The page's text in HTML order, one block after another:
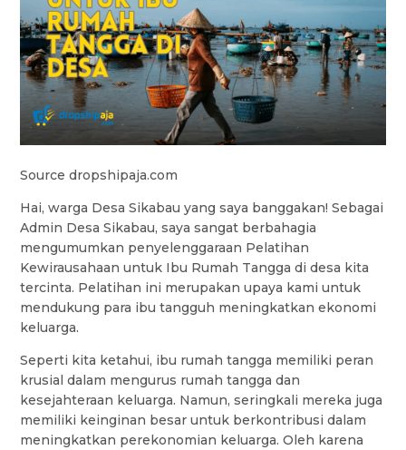
Source dropshipaja.com
Hai, warga Desa Sikabau yang saya banggakan! Sebagai
Admin Desa Sikabau, saya sangat berbahagia
mengumumkan penyelenggaraan Pelatihan
Kewirausahaan untuk Ibu Rumah Tangga di desa kita
tercinta. Pelatihan ini merupakan upaya kami untuk
mendukung para ibu tangguh meningkatkan ekonomi
keluarga.
Seperti kita ketahui, ibu rumah tangga memiliki peran
krusial dalam mengurus rumah tangga dan
kesejahteraan keluarga. Namun, seringkali mereka juga
memiliki keinginan besar untuk berkontribusi dalam
meningkatkan perekonomian keluarga. Oleh karena